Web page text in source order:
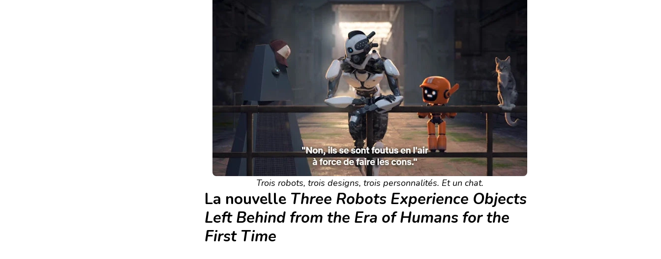
Trois robots, trois designs, trois personnalités. Et un chat.
La nouvelle Three Robots Experience Objects
Left Behind from the Era of Humans for the
First Time